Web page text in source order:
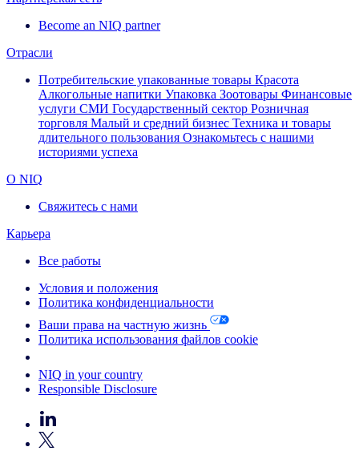
Become an NIQ partner
Отрасли
Потребительские упакованные товары Красота
Алкогольные напитки Упаковка Зоотовары Финансовые
услуги СМИ Государственный сектор Розничная
торговля Малый и средний бизнес Техника и товары
длительного пользования Ознакомьтесь с нашими
историями успеха
О NIQ
Свяжитесь с нами
Карьера
Все работы
Условия и положения
Политика конфиденциальности
Ваши права на частную жизнь
Политика использования файлов cookie
NIQ in your country
Responsible Disclosure